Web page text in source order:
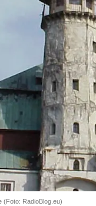
(Foto: RadioBlog.eu)